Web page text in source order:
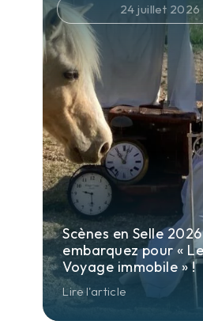
24 juillet 2026
Scènes en Selle 2026
embarquez pour «
Voyage immobile » !
Lire l'article